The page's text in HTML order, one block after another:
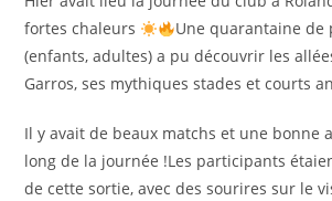
fortes chaleurs
Une quarantaine de
(enfants, adultes) a pu découvrir les
Garros, ses mythiques stades et courts
Il y avait de beaux matchs et une bonne
long de la journée !Les participants
de cette sortie, avec des sourires sur le